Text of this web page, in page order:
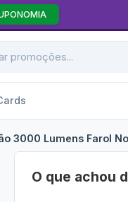
3000 Lumens Farol
O que achou